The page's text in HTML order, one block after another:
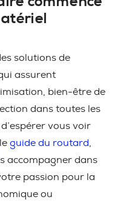
solutions de
assurent
bien-être de
dans toutes les
vous voir
guide du routard
accompagner dans
passion pour la
ou